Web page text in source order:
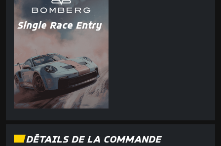
Single Race Entry
DÉTAILS DE LA COMMANDE